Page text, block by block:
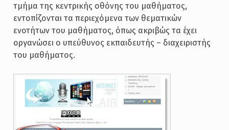
τμήμα της κεντρικής οθόνης του μαθήματος,
εντοπίζονται τα περιεχόμενα των θεματικών
ενοτήτων του μαθήματος, όπως ακριβώς τα έχει
οργανώσει ο υπεύθυνος εκπαιδευτής – διαχειριστής
του μαθήματος.